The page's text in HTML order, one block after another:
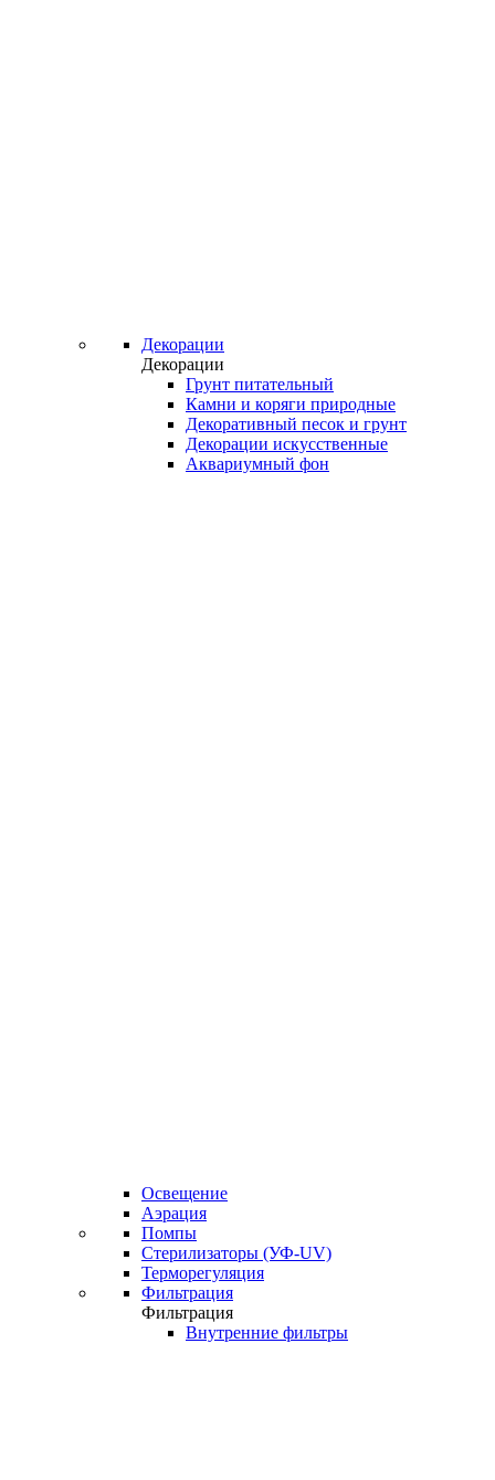
Декорации
Декорации
Грунт питательный
Камни и коряги природные
Декоративный песок и грунт
Декорации искусственные
Аквариумный фон
Освещение
Аэрация
Помпы
Стерилизаторы (УФ-UV)
Терморегуляция
Фильтрация
Фильтрация
Внутренние фильтры